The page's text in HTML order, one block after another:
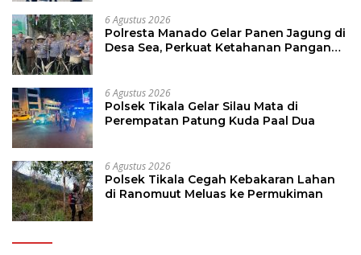
6 Agustus 2026
Polresta Manado Gelar Panen Jagung di
Desa Sea, Perkuat Ketahanan Pangan
6 Agustus 2026
Polsek Tikala Gelar Silau Mata di
Perempatan Patung Kuda Paal Dua
6 Agustus 2026
Polsek Tikala Cegah Kebakaran Lahan
di Ranomuut Meluas ke Permukiman